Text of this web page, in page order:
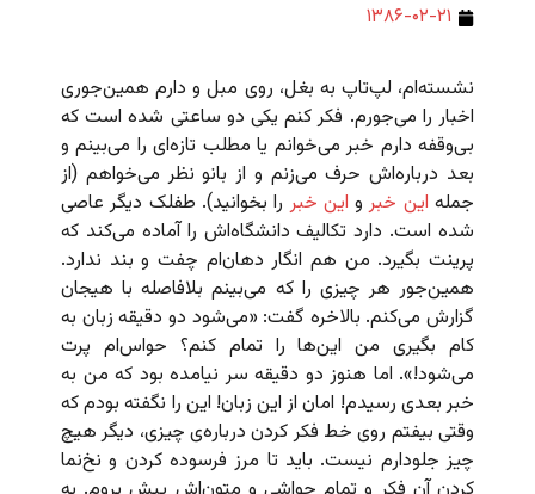
۱۳۸۶-۰۲-۲۱
نشسته‌ام، لپ‌تاپ به بغل، روی مبل و دارم همین‌جوری
اخبار را می‌جورم. فکر کنم یکی دو ساعتی شده است که
بی‌وقفه دارم خبر می‌خوانم یا مطلب تازه‌ای را می‌بینم و
بعد درباره‌اش حرف می‌زنم و از بانو نظر می‌خواهم (از
جمله این خبرو این خبر را بخوانید). طفلک دیگر عاصی
شده است. دارد تکالیف دانشگاه‌اش را آماده می‌کند که
پرینت بگیرد. من هم انگار دهان‌ام چفت و بند ندارد.
همین‌جور هر چیزی را که می‌بینم بلافاصله با هیجان
گزارش می‌کنم. بالاخره گفت: «می‌شود دو دقیقه زبان به
کام بگیری من این‌ها را تمام کنم؟ حواس‌ام پرت
می‌شود!». اما هنوز دو دقیقه سر نیامده بود که من به
خبر بعدی رسیدم! امان از این زبان! این را نگفته بودم که
وقتی بیفتم روی خط فکر کردن درباره‌‌ی چیزی، دیگر هیچ
چیز جلودارم نیست. باید تا مرز فرسوده کردن و نخ‌نما